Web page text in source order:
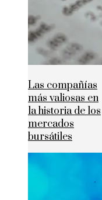
Las compañías
más valiosas en
la historia de los
mercados
bursátiles